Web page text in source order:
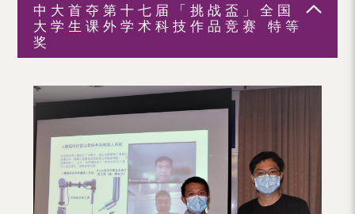
流
（内
中大首夺第十七届「挑战盃」全国
大学生课外学术科技作品竞赛 特等
奖